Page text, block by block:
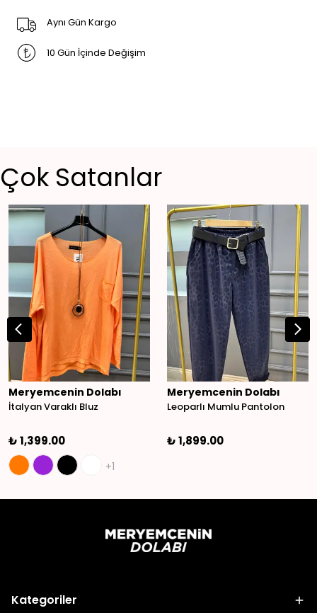
Aynı Gün Kargo
10 Gün İçinde Değişim
Çok Satanlar
Meryemcenin Dolabı
İtalyan Varaklı Bluz
₺ 1,399.00
+1
Meryemcenin Dolabı
Leoparlı Mumlu Pantolon
₺ 1,899.00
Kategoriler